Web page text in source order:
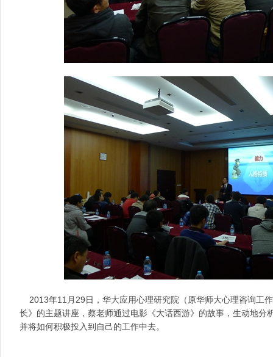
2013年11月29日，华大应用心理研究院（原华师大心理咨询工
长》的主题讲座，蔡老师通过电影《大话西游》的故事，生动地分
并将如何积极投入到自己的工作中去。